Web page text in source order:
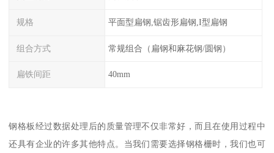
规格 平面型扁钢,锯齿形扁钢,I型扁钢
组合方式 常规组合（扁钢和麻花钢/圆钢）
扁铁间距 40mm
钢格板经过数据处理后的质量管理不仅非常好，而且在使用过程中
还具有企业的许多其他特点。当我们需要选择钢格栅时，我们也可